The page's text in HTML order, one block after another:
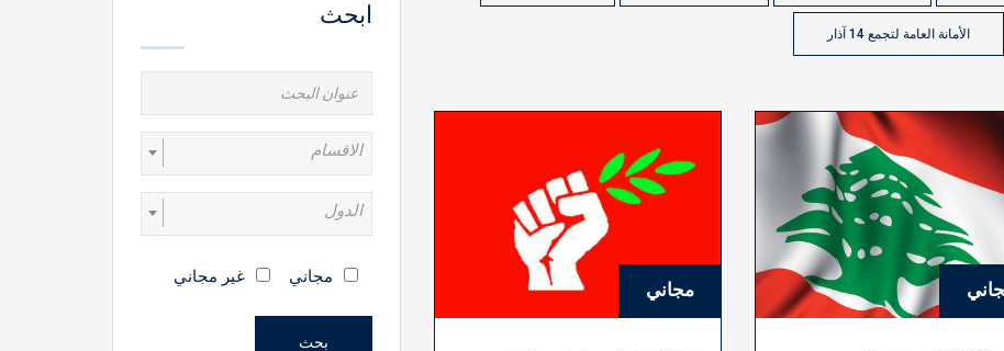
الأمانة العامة لتجمع 14 آذار
مجاني
ابحث
الاقسام
الدول
مجاني غير مجاني
بحث